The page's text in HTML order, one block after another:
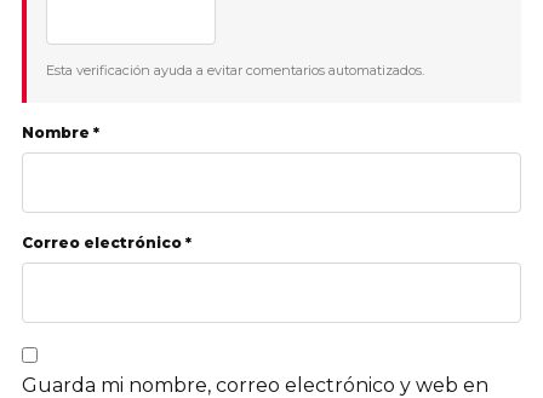
Esta verificación ayuda a evitar comentarios automatizados.
Nombre *
Correo electrónico *
Guarda mi nombre, correo electrónico y web en